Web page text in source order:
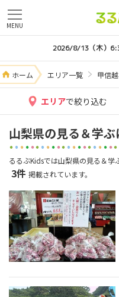
MENU
2026/8/13（木）
ホーム エリア一覧 甲信
エリアで絞り込む
山梨県の見る＆学
るるぶKidsでは山梨県の見る＆学
3件 掲載されています。